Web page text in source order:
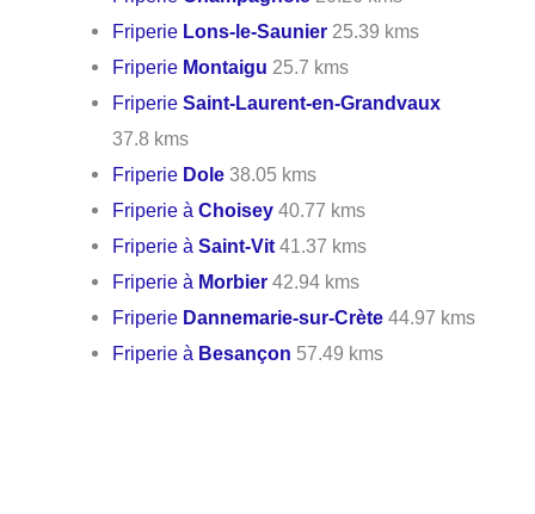
Friperie Lons-le-Saunier 25.39 kms
Friperie Montaigu 25.7 kms
FriperieSaint-Laurent-en-Grandvaux
37.8 kms
Friperie Dole 38.05 kms
Friperie àChoisey 40.77 kms
Friperie àSaint-Vit 41.37 kms
Friperie à Morbier 42.94 kms
Friperie Dannemarie-sur-Crète 44.97 kms
Friperie à Besançon 57.49 kms